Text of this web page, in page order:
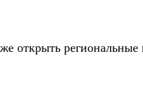
открыть